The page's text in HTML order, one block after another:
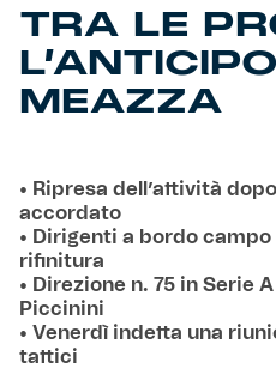
TRA LE
MEAZZA
• Ripresa dell’attività
accordato
• Dirigenti a bordo
rifinitura
• Direzione n. 75 in Serie
Piccinini
• Venerdì indetta una
tattici